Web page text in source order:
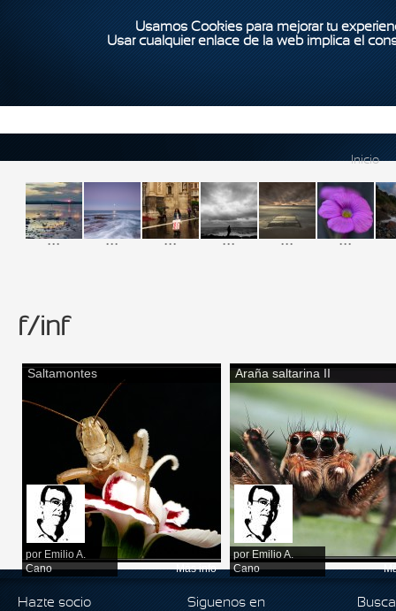
Usamos Cookies para mejorar tu
Usar cualquier enlace de la web implica el
Inicio
... ... ... ... ... ...
f/inf
Saltamontes
por Emilio A.
Cano
Más info
Araña saltarina II
porEmilio A.
Cano
Hazte socio Siguenos en